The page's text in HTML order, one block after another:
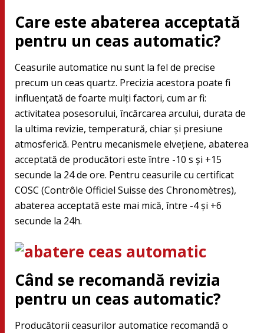
Care este abaterea acceptată
pentru un ceas automatic?
Ceasurile automatice nu sunt la fel de precise
precum un ceas quartz. Precizia acestora poate fi
influențată de foarte mulți factori, cum ar fi:
activitatea posesorului, încărcarea arcului, durata de
la ultima revizie, temperatură, chiar și presiune
atmosferică. Pentru mecanismele elvețiene, abaterea
acceptată de producători este între -10 s și +15
secunde la 24 de ore. Pentru ceasurile cu certificat
COSC (Contrôle Officiel Suisse des Chronomètres),
abaterea acceptată este mai mică, între -4 și +6
secunde la 24h.
Când se recomandă revizia
pentru un ceas automatic?
Producătorii ceasurilor automatice recomandă o